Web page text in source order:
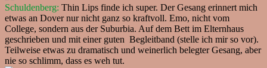
Schuldenberg: Thin Lips finde ich super. Der Gesang erinnert mich
etwas an Dover nur nicht ganz so kraftvoll. Emo, nicht vom
College, sondern aus der Suburbia. Auf dem Bett im Elternhaus
geschrieben und mit einer guten Begleitband (stelle ich mir so vor).
Teilweise etwas zu dramatisch und weinerlich belegter Gesang, aber
nie so schlimm, dass es weh tut.